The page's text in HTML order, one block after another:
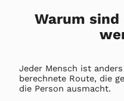
Warum
Jeder Mensch ist
berechnete Route, die
die Person ausmacht.